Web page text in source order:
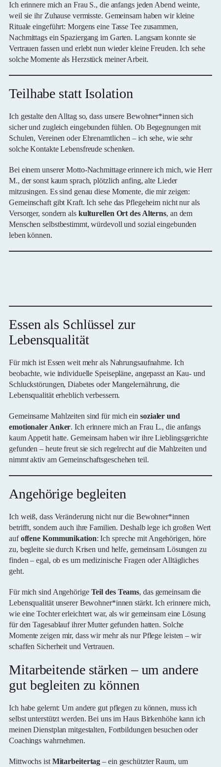
Ich erinnere mich an Frau S., die anfangs jeden Abend weinte,
weil sie ihr Zuhause vermisste. Gemeinsam haben wir kleine
Rituale eingeführt: Morgens eine Tasse Tee zusammen,
Nachmittags ein Spaziergang im Garten. Langsam konnte sie
Vertrauen fassen und erlebt nun wieder kleine Freuden. Ich sehe
solche Momente als Herzstück meiner Arbeit.
Teilhabe statt Isolation
Ich gestalte den Alltag so, dass unsere Bewohner*innen sich
sicher und zugleich eingebunden fühlen. Ob Begegnungen mit
Schulen, Vereinen oder Ehrenamtlichen – ich sehe, wie sehr
solche Kontakte Lebensfreude schenken.
Bei einem unserer Motto-Nachmittage erinnere ich mich, wie Herr
M., der sonst kaum sprach, plötzlich anfing, alte Lieder
mitzusingen. Es sind genau diese Momente, die mir zeigen:
Gemeinschaft gibt Kraft. Ich sehe das Pflegeheim nicht nur als
Versorger, sondern als kulturellen Ort des Alterns, an dem
Menschen selbstbestimmt, würdevoll und sozial eingebunden
leben können.
Essen als Schlüssel zur
Lebensqualität
Für mich ist Essen weit mehr als Nahrungsaufnahme. Ich
beobachte, wie individuelle Speisepläne, angepasst an Kau- und
Schluckstörungen, Diabetes oder Mangelernährung, die
Lebensqualität erheblich verbessern.
Gemeinsame Mahlzeiten sind für mich ein sozialer und
emotionaler Anker. Ich erinnere mich an Frau L., die anfangs
kaum Appetit hatte. Gemeinsam haben wir ihre Lieblingsgerichte
gefunden – heute freut sie sich regelrecht auf die Mahlzeiten und
nimmt aktiv am Gemeinschaftsgeschehen teil.
Angehörige begleiten
Ich weiß, dass Veränderung nicht nur die Bewohner*innen
betrifft, sondern auch ihre Familien. Deshalb lege ich großen Wert
aufoffene Kommunikation: Ich spreche mit Angehörigen, höre
zu, begleite sie durch Krisen und helfe, gemeinsam Lösungen zu
finden – egal, ob es um medizinische Fragen oder Alltägliches
geht.
Für mich sind Angehörige Teil des Teams, das gemeinsam die
Lebensqualität unserer Bewohner*innen stärkt. Ich erinnere mich,
wie eine Tochter erleichtert war, als wir gemeinsam eine Lösung
für den Tagesablauf ihrer Mutter gefunden hatten. Solche
Momente zeigen mir, dass wir mehr als nur Pflege leisten – wir
schaffen Sicherheit und Vertrauen.
Mitarbeitende stärken – um andere
gut begleiten zu können
Ich habe gelernt: Um andere gut pflegen zu können, muss ich
selbst unterstützt werden. Bei uns im Haus Birkenhöhe kann ich
meinen Dienstplan mitgestalten, Fortbildungen besuchen oder
Coachings wahrnehmen.
Mittwochs istMitarbeitertag – ein geschützter Raum, um